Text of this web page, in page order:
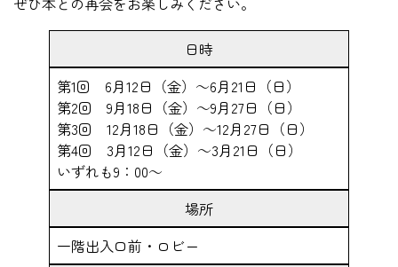
日時
第1回 6月12日（金）～6月21日（日）
第2回 9月18日（金）～9月27日（日）
第3回 12月18日（金）～12月27日（日）
第4回 3月12日（金）～3月21日（日）
いずれも9：00～
場所
一階出入口前・ロビー